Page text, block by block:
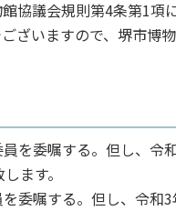
協議会規則第4条第1項
ざいますので、堺市博
委嘱する。但し、令
ます。
嘱する。但し、令和